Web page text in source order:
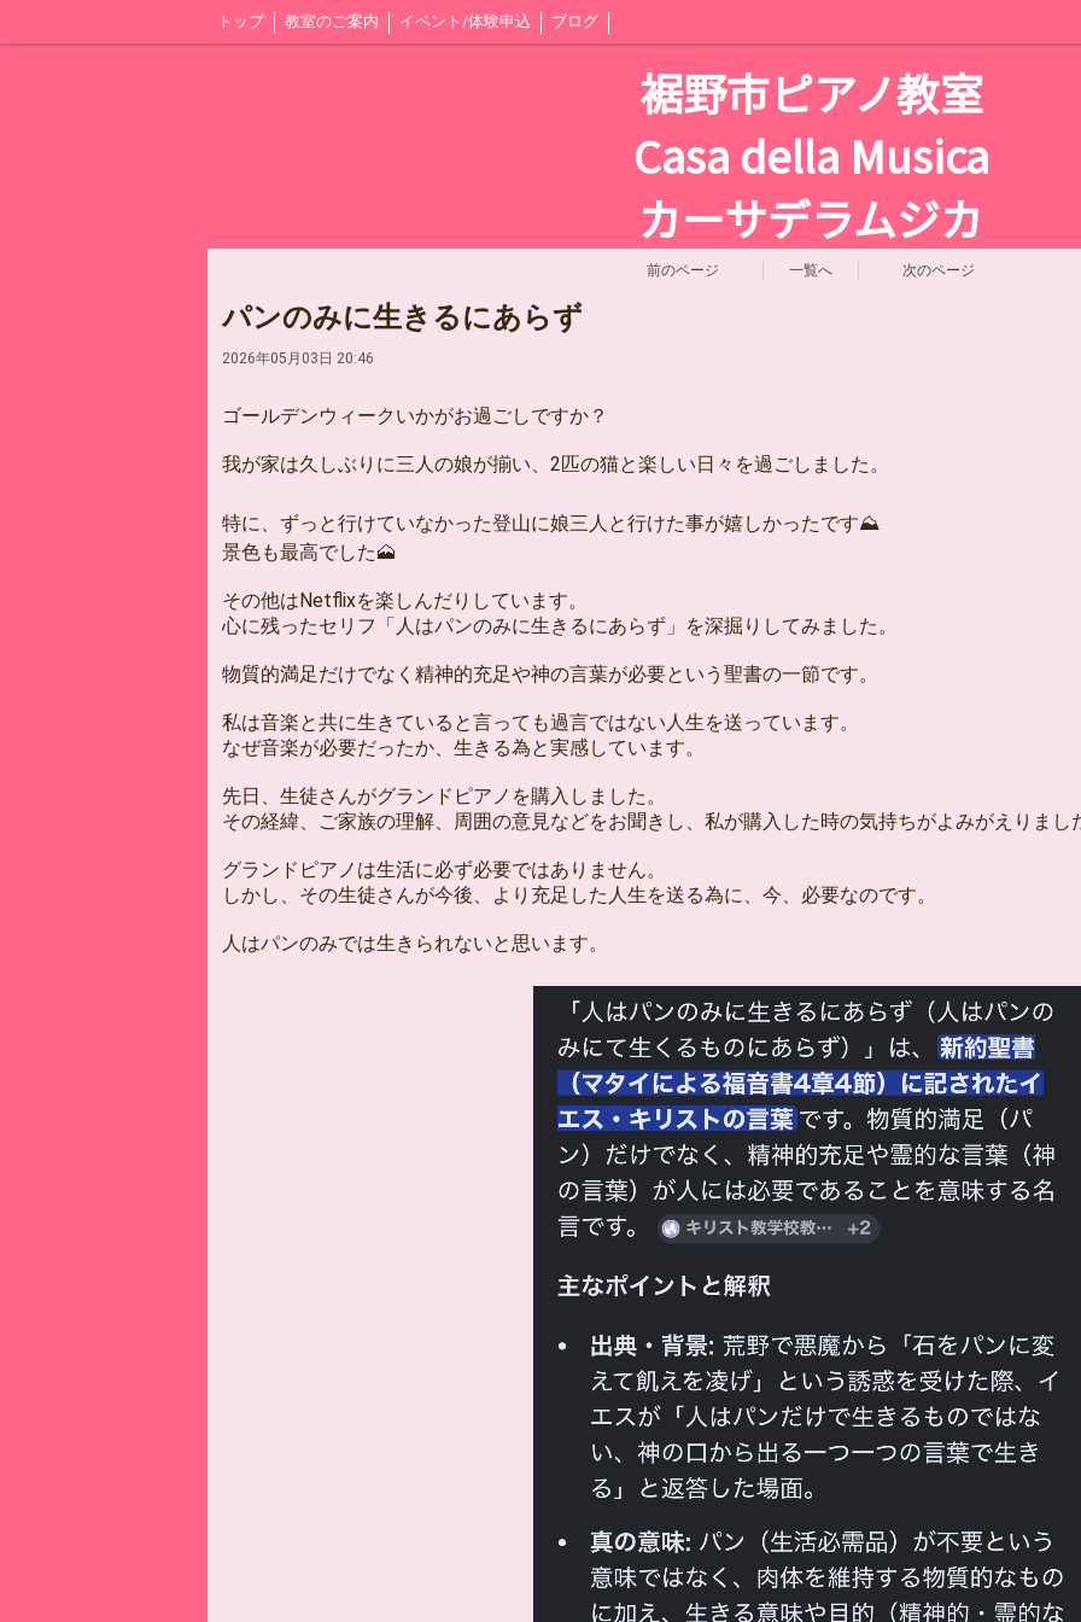
トップ 教室のご案内 イベント/体験申込 ブログ
裾野市ピアノ教室
Casa della Musica
カーサデラムジカ
前のページ 一覧へ 次のページ
パンのみに生きるにあらず
2026年05月03日 20:46
ゴールデンウィークいかがお過ごしですか？
我が家は久しぶりに三人の娘が揃い、2匹の猫と楽しい日々を過ごしました。
特に、ずっと行けていなかった登山に娘三人と行けた事が嬉しかったです⛰️
景色も最高でした🗻
その他はNetflixを楽しんだりしています。
心に残ったセリフ「人はパンのみに生きるにあらず」を深掘りしてみました。
物質的満足だけでなく精神的充足や神の言葉が必要という聖書の一節です。
私は音楽と共に生きていると言っても過言ではない人生を送っています。
なぜ音楽が必要だったか、生きる為と実感しています。
先日、生徒さんがグランドピアノを購入しました。
その経緯、ご家族の理解、周囲の意見などをお聞きし、私が購入した時の気持ちがよみがえりまし
グランドピアノは生活に必ず必要ではありません。
しかし、その生徒さんが今後、より充足した人生を送る為に、今、必要なのです。
人はパンのみでは生きられないと思います。